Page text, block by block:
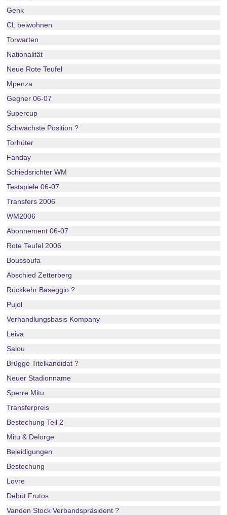
Genk
CL beiwohnen
Torwarten
Nationalität
Neue Rote Teufel
Mpenza
Gegner 06-07
Supercup
Schwächste Position ?
Torhüter
Fanday
Schiedsrichter WM
Testspiele 06-07
Transfers 2006
WM2006
Abonnement 06-07
Rote Teufel 2006
Boussoufa
Abschied Zetterberg
Rückkehr Baseggio ?
Pujol
Verhandlungsbasis Kompany
Leiva
Salou
Brügge Titelkandidat ?
Neuer Stadionname
Sperre Mitu
Transferpreis
Bestechung Teil 2
Mitu & Delorge
Beleidigungen
Bestechung
Lovre
Debüt Frutos
Vanden Stock Verbandspräsident ?